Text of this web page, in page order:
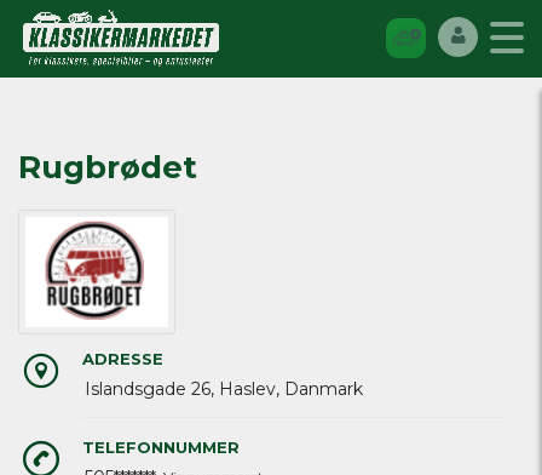
Rugbrødet
ADRESSE
Islandsgade 26, Haslev, Danmark
TELEFONNUMMER